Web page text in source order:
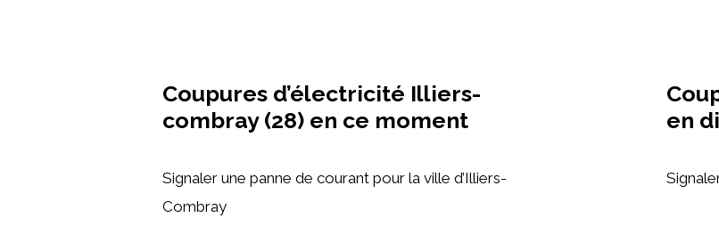
Coupures d’électricité Illiers-
combray (28) en ce moment
Signaler une panne de courant pour la ville d’Illiers-
Combray
en